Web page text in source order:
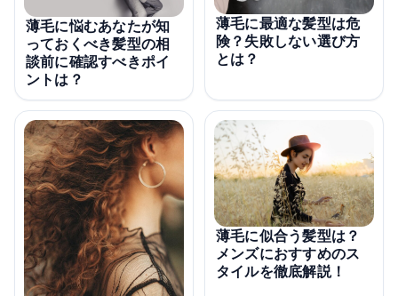
薄毛に悩むあなたが知
っておくべき髪型の相
談前に確認すべきポイ
ントは？
薄毛に最適な髪型は危
険？失敗しない選び方
とは？
薄毛に似合う髪型は？
メンズにおすすめのス
タイルを徹底解説！